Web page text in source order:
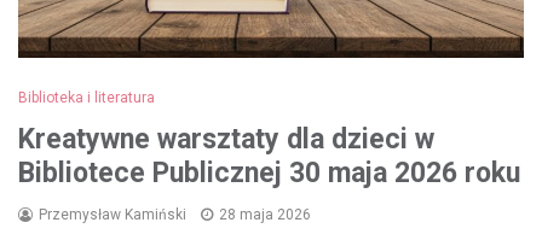
Biblioteka i literatura
Kreatywne warsztaty dla dzieci w
Bibliotece Publicznej 30 maja 2026 roku
Przemysław Kamiński 28 maja 2026